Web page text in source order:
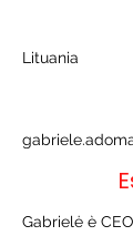
Lituania
Gabrielė è